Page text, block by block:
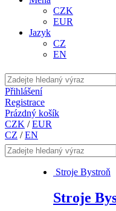
CZK
EUR
Jazyk
CZ
EN
Přihlášení
Registrace
Prázdný košík
CZK /EUR
CZ /EN
Stroje Bystroň
Stroje